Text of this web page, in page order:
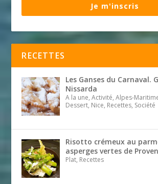
Je m'inscris
RECETTES
Les Ganses du Carnaval.
Nissarda
A la une, Activité, Alpes-
Dessert, Nice, Recettes, Société
Risotto crémeux au
asperges vertes de
Plat, Recettes